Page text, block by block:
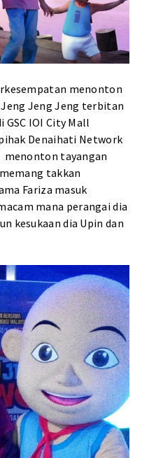
menonton
Jeng Jeng terbitan
GSC IOI City Mall
Denaihati Network
menonton tayangan
takkan
Fariza masuk
mana perangai dia
kesukaan dia Upin dan